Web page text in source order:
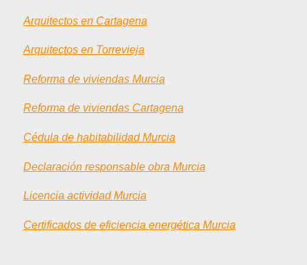
Arquitectos en Cartagena
Arquitectos en Torrevieja
Reforma de viviendas Murcia
Reforma de viviendas Cartagena
Cédula de habitabilidad Murcia
Declaración responsable obra Murcia
Licencia actividad Murcia
Certificados de eficiencia energética Murcia